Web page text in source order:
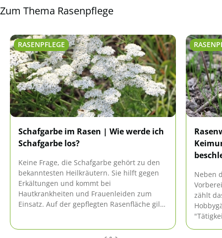
Zum Thema Rasenpflege
RASENPFLEGE
Schafgarbe im Rasen | Wie werde ich
Schafgarbe los?
Keine Frage, die Schafgarbe gehört zu den
bekanntesten Heilkräutern. Sie hilft gegen
Erkältungen und kommt bei
Hautkrankheiten und Frauenleiden zum
Einsatz. Auf der gepflegten Rasenfläche gilt
Neben
zählt